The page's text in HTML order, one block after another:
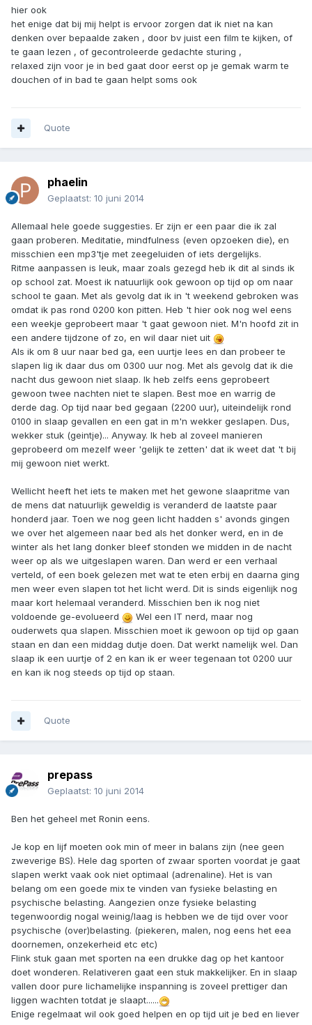
hier ook
het enige dat bij mij helpt is ervoor zorgen dat ik niet na kan
denken over bepaalde zaken , door bv juist een film te kijken, of
te gaan lezen , of gecontroleerde gedachte sturing ,
relaxed zijn voor je in bed gaat door eerst op je gemak warm te
douchen of in bad te gaan helpt soms ook
Quote
phaelin
Geplaatst: 10 juni 2014
Allemaal hele goede suggesties. Er zijn er een paar die ik zal
gaan proberen. Meditatie, mindfulness (even opzoeken die), en
misschien een mp3'tje met zeegeluiden of iets dergelijks.
Ritme aanpassen is leuk, maar zoals gezegd heb ik dit al sinds ik
op school zat. Moest ik natuurlijk ook gewoon op tijd op om naar
school te gaan. Met als gevolg dat ik in 't weekend gebroken was
omdat ik pas rond 0200 kon pitten. Heb 't hier ook nog wel eens
een weekje geprobeert maar 't gaat gewoon niet. M'n hoofd zit in
een andere tijdzone of zo, en wil daar niet uit
Als ik om 8 uur naar bed ga, een uurtje lees en dan probeer te
slapen lig ik daar dus om 0300 uur nog. Met als gevolg dat ik die
nacht dus gewoon niet slaap. Ik heb zelfs eens geprobeert
gewoon twee nachten niet te slapen. Best moe en warrig de
derde dag. Op tijd naar bed gegaan (2200 uur), uiteindelijk rond
0100 in slaap gevallen en een gat in m'n wekker geslapen. Dus,
wekker stuk (geintje)... Anyway. Ik heb al zoveel manieren
geprobeerd om mezelf weer 'gelijk te zetten' dat ik weet dat 't bij
mij gewoon niet werkt.
Wellicht heeft het iets te maken met het gewone slaapritme van
de mens dat natuurlijk geweldig is veranderd de laatste paar
honderd jaar. Toen we nog geen licht hadden s' avonds gingen
we over het algemeen naar bed als het donker werd, en in de
winter als het lang donker bleef stonden we midden in de nacht
weer op als we uitgeslapen waren. Dan werd er een verhaal
verteld, of een boek gelezen met wat te eten erbij en daarna ging
men weer even slapen tot het licht werd. Dit is sinds eigenlijk nog
maar kort helemaal veranderd. Misschien ben ik nog niet
voldoende ge-evolueerd
Wel een IT nerd, maar nog
ouderwets qua slapen. Misschien moet ik gewoon op tijd op gaan
staan en dan een middag dutje doen. Dat werkt namelijk wel. Dan
slaap ik een uurtje of 2 en kan ik er weer tegenaan tot 0200 uur
en kan ik nog steeds op tijd op staan.
Quote
prepass
Geplaatst: 10 juni 2014
Ben het geheel met Ronin eens.
Je kop en lijf moeten ook min of meer in balans zijn (nee geen
zweverige BS). Hele dag sporten of zwaar sporten voordat je gaat
slapen werkt vaak ook niet optimaal (adrenaline). Het is van
belang om een goede mix te vinden van fysieke belasting en
psychische belasting. Aangezien onze fysieke belasting
tegenwoordig nogal weinig/laag is hebben we de tijd over voor
psychische (over)belasting. (piekeren, malen, nog eens het eea
doornemen, onzekerheid etc etc)
Flink stuk gaan met sporten na een drukke dag op het kantoor
doet wonderen. Relativeren gaat een stuk makkelijker. En in slaap
vallen door pure lichamelijke inspanning is zoveel prettiger dan
liggen wachten totdat je slaapt......
Enige regelmaat wil ook goed helpen en op tijd uit je bed en liever